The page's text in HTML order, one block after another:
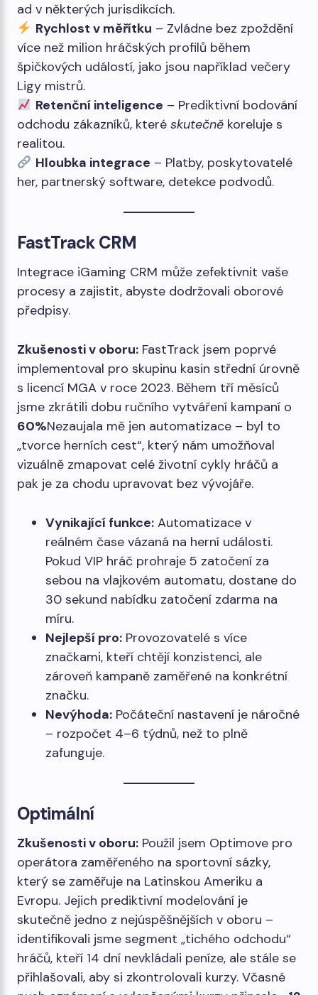
ad v některých jurisdikcích.
Rychlost v měřítku – Zvládne bez zpoždění
více než milion hráčských profilů během
špičkových událostí, jako jsou například večery
Ligy mistrů.
Retenční inteligence – Prediktivní bodování
odchodu zákazníků, které skutečně koreluje s
realitou.
Hloubka integrace – Platby, poskytovatelé
her, partnerský software, detekce podvodů.
FastTrack CRM
Integrace iGaming CRM může zefektivnit vaše
procesy a zajistit, abyste dodržovali oborové
předpisy.
Zkušenosti v oboru: FastTrack jsem poprvé
implementoval pro skupinu kasin střední úrovně
s licencí MGA v roce 2023. Během tří měsíců
jsme zkrátili dobu ručního vytváření kampaní o
60%Nezaujala mě jen automatizace – byl to
„tvorce herních cest“, který nám umožňoval
vizuálně zmapovat celé životní cykly hráčů a
pak je za chodu upravovat bez vývojáře.
Vynikající funkce: Automatizace v
reálném čase vázaná na herní události.
Pokud VIP hráč prohraje 5 zatočení za
sebou na vlajkovém automatu, dostane do
30 sekund nabídku zatočení zdarma na
míru.
Nejlepší pro: Provozovatelé s více
značkami, kteří chtějí konzistenci, ale
zároveň kampaně zaměřené na konkrétní
značku.
Nevýhoda: Počáteční nastavení je náročné
– rozpočet 4–6 týdnů, než to plně
zafunguje.
Optimální
Zkušenosti v oboru: Použil jsem Optimove pro
operátora zaměřeného na sportovní sázky,
který se zaměřuje na Latinskou Ameriku a
Evropu. Jejich prediktivní modelování je
skutečně jedno z nejúspěšnějších v oboru –
identifikovali jsme segment „tichého odchodu“
hráčů, kteří 14 dní nevkládali peníze, ale stále se
přihlašovali, aby si zkontrolovali kurzy. Včasné